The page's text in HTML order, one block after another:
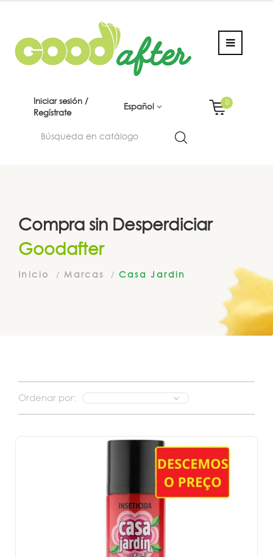
Iniciar sesión /
Regístrate
Español
0
Compra sin Desperdiciar
Goodafter
Inicio Marcas Casa Jardin
Ordenar por: